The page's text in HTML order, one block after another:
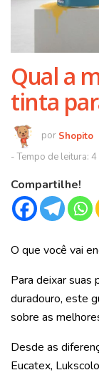
Qual a
tinta
Shopito
Compartilhe!
O que você vai
Para deixar suas
duradouro, este
sobre as
Desde as
Eucatex,